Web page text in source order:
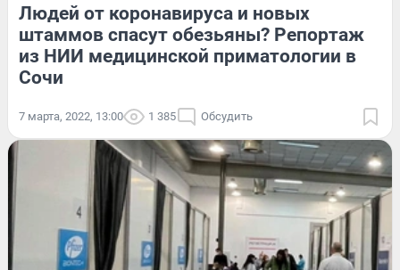
Людей от коронавируса и новых
штаммов спасут обезьяны? Репортаж
из НИИ медицинской приматологии в
Сочи
7 марта, 2022, 13:00 1 385 Обсудить